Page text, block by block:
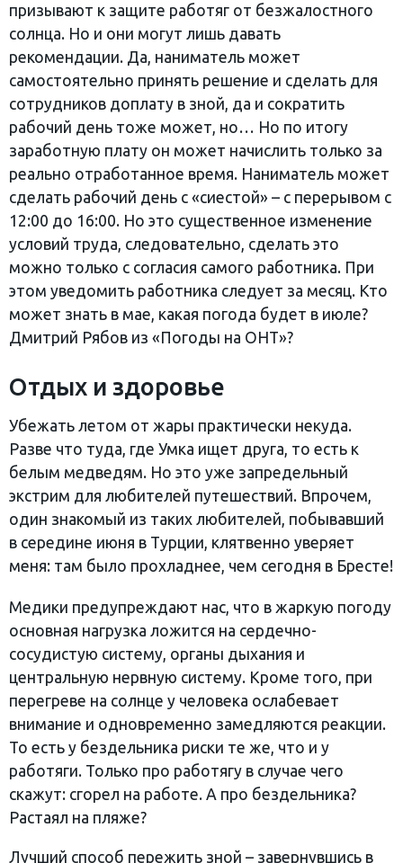
призывают к защите работяг от безжалостного
солнца. Но и они могут лишь давать
рекомендации. Да, наниматель может
самостоятельно принять решение и сделать для
сотрудников доплату в зной, да и сократить
рабочий день тоже может, но… Но по итогу
заработную плату он может начислить только за
реально отработанное время. Наниматель может
сделать рабочий день с «сиестой» – с перерывом с
12:00 до 16:00. Но это существенное изменение
условий труда, следовательно, сделать это
можно только с согласия самого работника. При
этом уведомить работника следует за месяц. Кто
может знать в мае, какая погода будет в июле?
Дмитрий Рябов из «Погоды на ОНТ»?
Отдых и здоровье
Убежать летом от жары практически некуда.
Разве что туда, где Умка ищет друга, то есть к
белым медведям. Но это уже запредельный
экстрим для любителей путешествий. Впрочем,
один знакомый из таких любителей, побывавший
в середине июня в Турции, клятвенно уверяет
меня: там было прохладнее, чем сегодня в Бресте!
Медики предупреждают нас, что в жаркую погоду
основная нагрузка ложится на сердечно-
сосудистую систему, органы дыхания и
центральную нервную систему. Кроме того, при
перегреве на солнце у человека ослабевает
внимание и одновременно замедляются реакции.
То есть у бездельника риски те же, что и у
работяги. Только про работягу в случае чего
скажут: сгорел на работе. А про бездельника?
Растаял на пляже?
Лучший способ пережить зной – завернувшись в